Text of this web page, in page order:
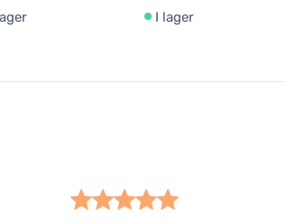
I lager